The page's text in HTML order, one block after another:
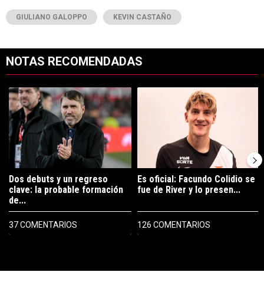
GIULIANO GALOPPO KEVIN CASTAÑO
NOTAS RECOMENDADAS
Un artículo de tendencia con el título "Dos debuts y un regreso
Dos debuts y un regreso
clave: la probable formación
de...
37 COMENTARIOS
Un artículo de tendencia con el
Es oficial: Facundo Colidio se
fue de River y lo presen...
126 COMENTARIOS